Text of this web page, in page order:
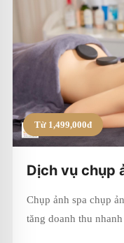
Từ 1,499,000đ
Dịch vụ chụp
Chụp ảnh spa chụp
tăng doanh thu